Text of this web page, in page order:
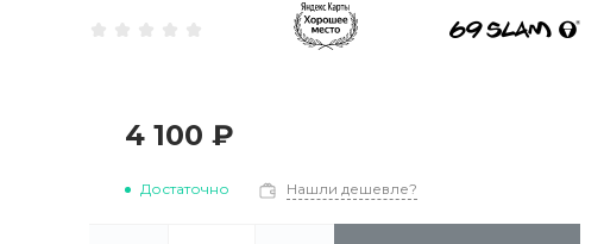
4 100 ₽
Достаточно Нашли дешевле?